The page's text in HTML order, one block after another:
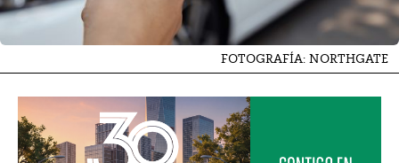
FOTOGRAFÍA: NORTHGATE